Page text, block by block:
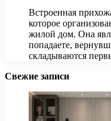
Встроенная
которое
жилой дом. Она
попадаете,
складываются
Свежие записи